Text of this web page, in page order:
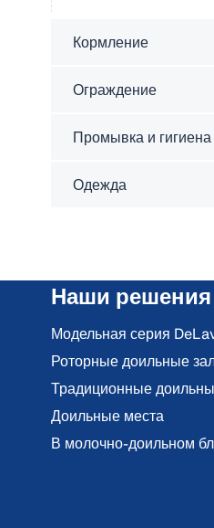
Кормление
Ограждение
Промывка и гигиена
Одежда
Наши решения
Модельная серия
Роторные доильные
Традиционные
Доильные места
В молочно-доильном